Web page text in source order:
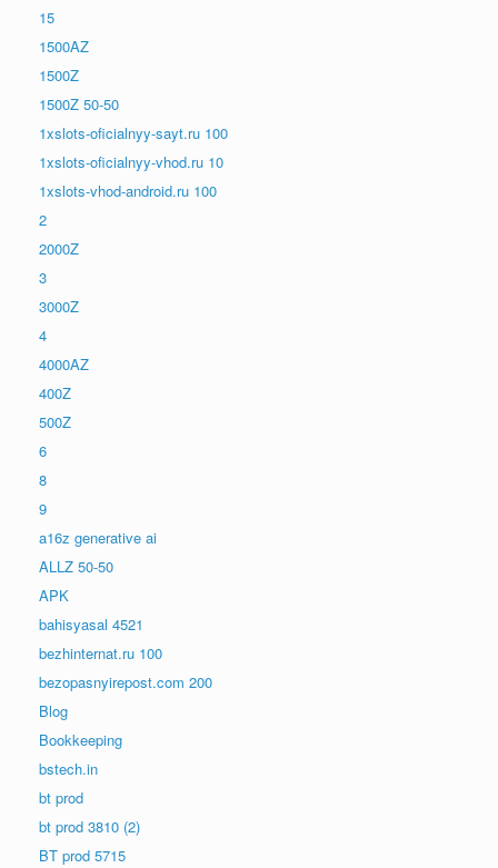
15
1500AZ
1500Z
1500Z 50-50
1xslots-oficialnyy-sayt.ru 100
1xslots-oficialnyy-vhod.ru 10
1xslots-vhod-android.ru 100
2
2000Z
3
3000Z
4
4000AZ
400Z
500Z
6
8
9
a16z generative ai
ALLZ 50-50
APK
bahisyasal 4521
bezhinternat.ru 100
bezopasnyirepost.com 200
Blog
Bookkeeping
bstech.in
bt prod
bt prod 3810 (2)
BT prod 5715